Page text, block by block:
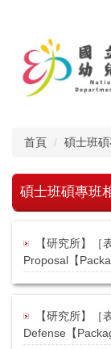
首頁 碩士班
碩士班碩專班
【研究所】
Proposal【
【研究所】
Defense【